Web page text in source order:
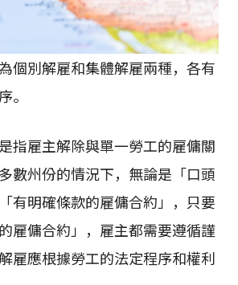
個別解雇和集體解雇兩種，各有
。
指雇主解除與單一勞工的雇傭關
數州份的情況下，無論是「口頭
有明確條款的雇傭合約」，只要
雇傭合約」，雇主都需要遵循謹
雇應根據勞工的法定程序和權利